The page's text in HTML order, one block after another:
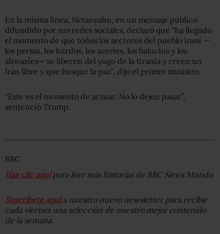
En la misma línea, Netanyahu, en un mensaje público
difundido por sus redes sociales, declaró que “ha llegado
el momento de que todos los sectores del pueblo iraní —
los persas, los kurdos, los azeríes, los baluchis y los
ahwazíes— se liberen del yugo de la tiranía y creen un
Irán libre y que busque la paz”, dijo el primer ministro.
“Este es el momento de actuar. No lo dejen pasar”,
sentenció Trump.
BBC
Haz clic aquípara leer más historias de BBC News Mundo.
Suscríbete aquía nuestro nuevo newsletter para recibir
cada viernes una selección de nuestro mejor contenido
de la semana.